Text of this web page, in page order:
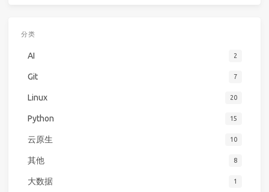
分类
AI 2
Git 7
Linux 20
Python 15
云原生 10
其他 8
大数据 1